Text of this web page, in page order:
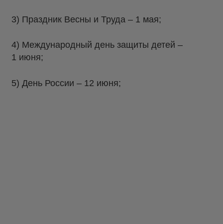
3) Праздник Весны и Труда – 1 мая;
4) Международный день защиты детей –
1 июня;
5) День России – 12 июня;